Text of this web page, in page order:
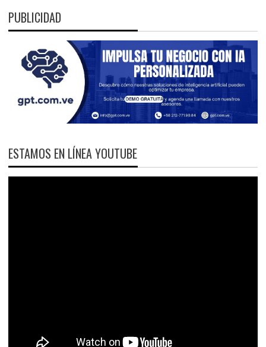
PUBLICIDAD
ESTAMOS EN LÍNEA YOUTUBE